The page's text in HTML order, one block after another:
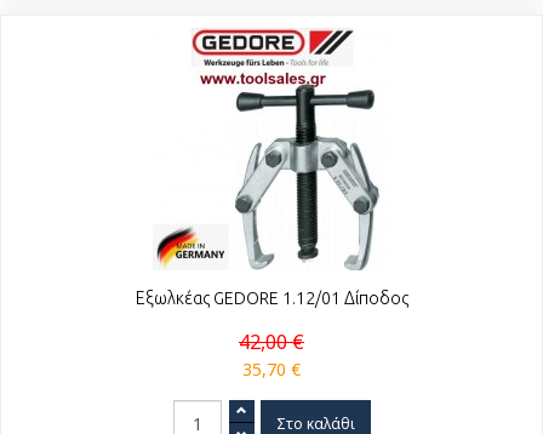
Εξωλκέας GEDORE 1.12/01 Δίποδος
42,00 €
35,70 €